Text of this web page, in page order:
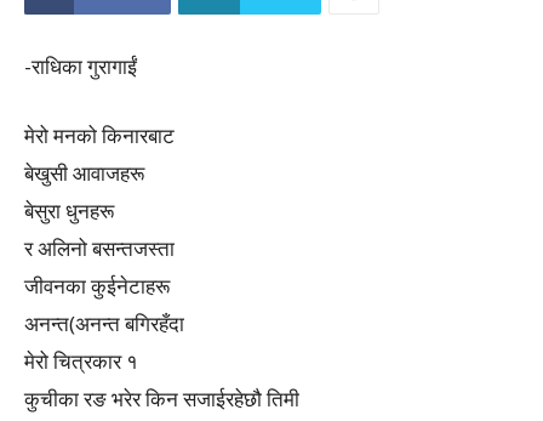
-राधिका गुरागाईं
मेरो मनको किनारबाट
बेखुसी आवाजहरू
बेसुरा धुनहरू
र अलिनो बसन्तजस्ता
जीवनका कुईनेटाहरू
अनन्त(अनन्त बगिरहँदा
मेरो चित्रकार १
कुचीका रङ भरेर किन सजाईरहेछौ तिमी